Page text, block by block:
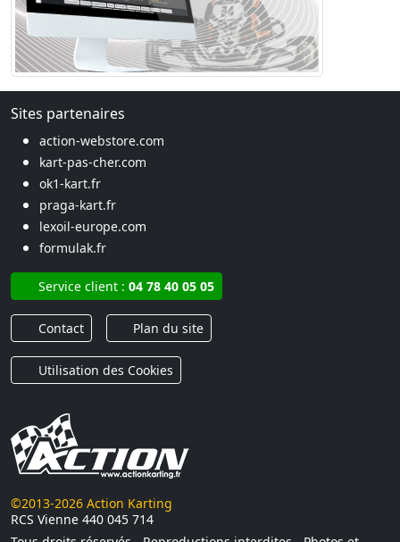
Sites partenaires
action-webstore.com
kart-pas-cher.com
ok1-kart.fr
praga-kart.fr
lexoil-europe.com
formulak.fr
Service client : 04 78 40 05 05
Contact Plan du site
Utilisation des Cookies
©2013-2026 Action Karting
RCS Vienne 440 045 714